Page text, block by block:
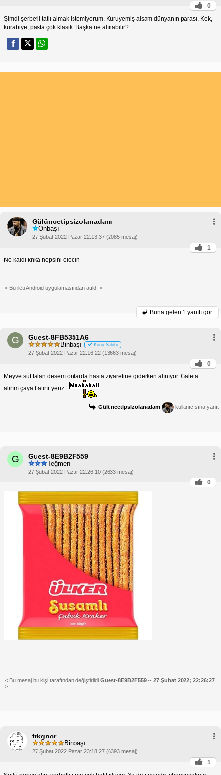
0
Şimdi şerbetli tatlı almak istemiyorum. Kuruyemiş alsam dünyanın parası. Kek,
kurabiye, pasta çok klasik. Başka ne alınabilir?
Gülüncetipsizolanadam
Onbaşı
27 Şubat 2022 Pazar 22:13:37 (2085 mesaj)
1
Ne kaldı knka hepsini eledin
< Bu ileti Android uygulamasından atıldı >
Buna gelen 1 yanıtı gör.
G Guest-8FB5351A6
Binbaşı Konu Sahibi
27 Şubat 2022 Pazar 22:16:22 (13663 mesaj)
0
Meyve süt falan desem onlarda hasta ziyaretine giderken alınıyor. Galeta
alırım çaya batırır yeriz
Gülüncetipsizolanadam kullanıcısına yanıt
G Guest-8E9B2F559
Teğmen
27 Şubat 2022 Pazar 22:26:10 (2633 mesaj)
0
< Bu mesaj bu kişi tarafından değiştirildi Guest-8E9B2F559 -- 27 Şubat 2022; 22:26:27
>
trkgncr
Binbaşı
27 Şubat 2022 Pazar 23:18:27 (6393 mesaj)
1